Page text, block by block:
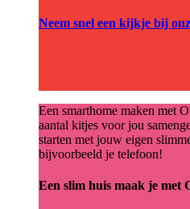
Neem snel een kijkje bij
Een smarthome maken met
aantal kitjes voor jou
starten met jouw eigen
bijvoorbeeld je telefoon!
Een slim huis maak je met